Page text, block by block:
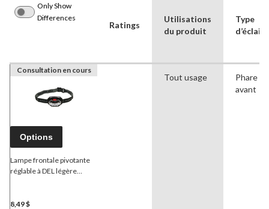
Only Show
Differences
Ratings
Utilisations
du produit
Type
Consultation en cours
Options
Lampe frontale pivotante
réglable à DEL légère
8,49 $
Tout usage
Phare
avant